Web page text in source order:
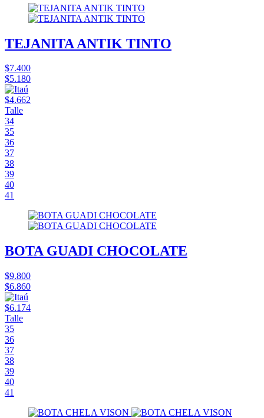
TEJANITA ANTIK TINTO
$7.400
$5.180
$4.662
Talle
34
35
36
37
38
39
40
41
BOTA GUADI CHOCOLATE
$9.800
$6.860
$6.174
Talle
35
36
37
38
39
40
41